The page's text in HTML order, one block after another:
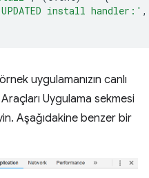
install handler:' ,
uygulamanızın canlı
Uygulama sekmesi
Aşağıdakine benzer bir